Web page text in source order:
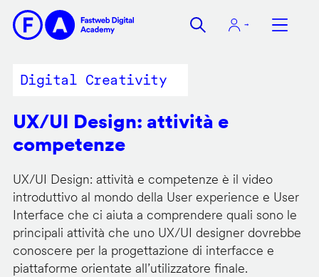
contenuto
Digital Creativity
UX/UI Design: attività e
competenze
UX/UI Design: attività e competenze è il video
introduttivo al mondo della User experience e User
Interface che ci aiuta a comprendere quali sono le
principali attività che uno UX/UI designer dovrebbe
conoscere per la progettazione di interfacce e
piattaforme orientate all’utilizzatore finale.